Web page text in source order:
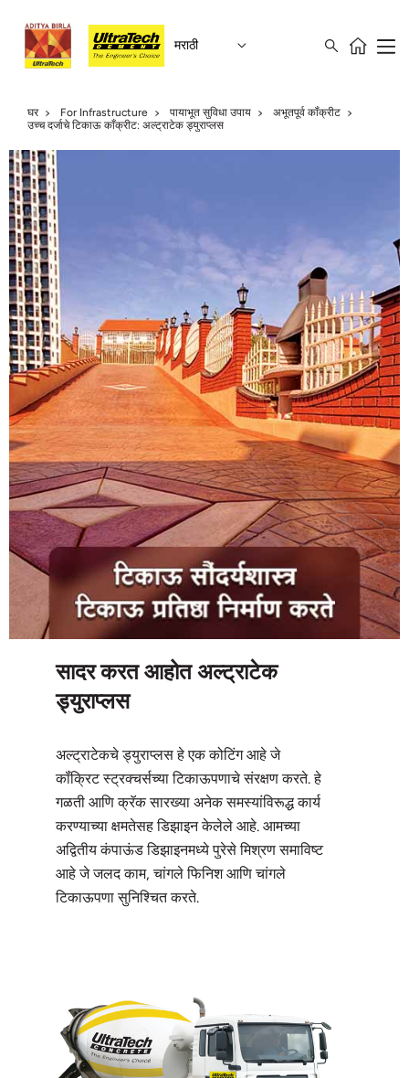
मराठी
घर For Infrastructure पायाभूत सुविधा उपाय
अभूतपूर्व कॉंक्रीट
उच्च दर्जाचे टिकाऊ काँक्रीट: अल्ट्राटेक ड्युराप्लस
सादर करत आहोत अल्ट्राटेक
ड्युराप्लस
अल्ट्राटेकचे ड्युराप्लस हे एक कोटिंग आहे जे
कॉंक्रिट स्ट्रक्चर्सच्या टिकाऊपणाचे संरक्षण करते. हे
गळती आणि क्रॅक सारख्या अनेक समस्यांविरूद्ध कार्य
करण्याच्या क्षमतेसह डिझाइन केलेले आहे. आमच्या
अद्वितीय कंपाऊंड डिझाइनमध्ये पुरेसे मिश्रण समाविष्ट
आहे जे जलद काम, चांगले फिनिश आणि चांगले
टिकाऊपणा सुनिश्चित करते.